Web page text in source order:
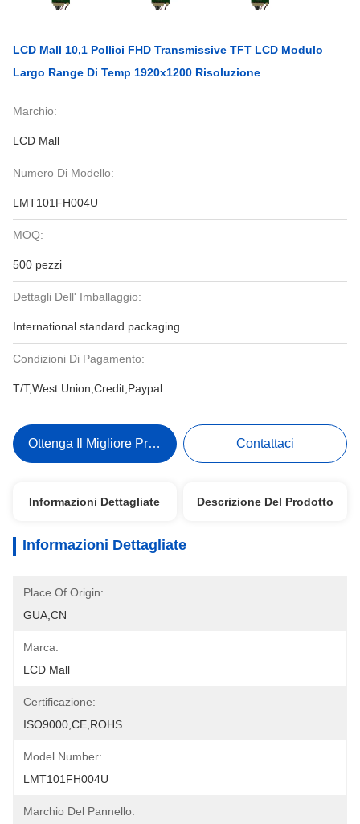
LCD Mall 10,1 Pollici FHD Transmissive TFT LCD Modulo
Largo Range Di Temp 1920x1200 Risoluzione
Marchio:
LCD Mall
Numero Di Modello:
LMT101FH004U
MOQ:
500 pezzi
Dettagli Dell' Imballaggio:
International standard packaging
Condizioni Di Pagamento:
T/T;West Union;Credit;Paypal
Ottenga Il Migliore Prezzo Contattaci
Informazioni Dettagliate Descrizione Del Prodotto
Informazioni Dettagliate
Place Of Origin:
GUA,CN
Marca:
LCD Mall
Certificazione:
ISO9000,CE,ROHS
Model Number:
LMT101FH004U
Marchio Del Pannello: